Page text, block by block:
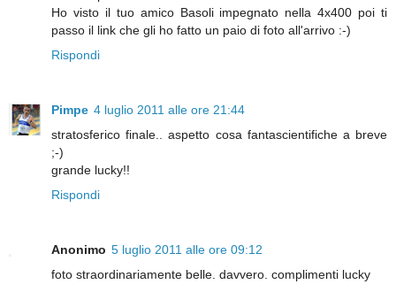
Ho visto il tuo amico Basoli impegnato nella 4x400 poi ti
passo il link che gli ho fatto un paio di foto all'arrivo :-)
Rispondi
Pimpe 4 luglio 2011 alle ore 21:44
stratosferico finale.. aspetto cosa fantascientifiche a breve
;-)
grande lucky!!
Rispondi
Anonimo 5 luglio 2011 alle ore 09:12
foto straordinariamente belle. davvero. complimenti lucky